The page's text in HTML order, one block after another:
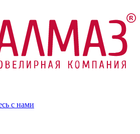
с нами